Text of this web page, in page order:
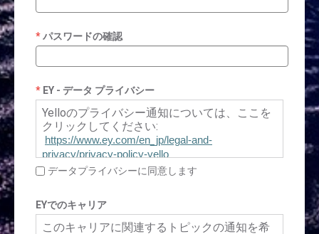
パスワードの確認
EY - データ プライバシー
Yelloのプライバシー通知については、ここを
クリックしてください:
https://www.ey.com/en_jp/legal-and-
privacy/privacy-policy-yello
データプライバシーに同意します
EYでのキャリア
このキャリアに関連するトピックの通知を希